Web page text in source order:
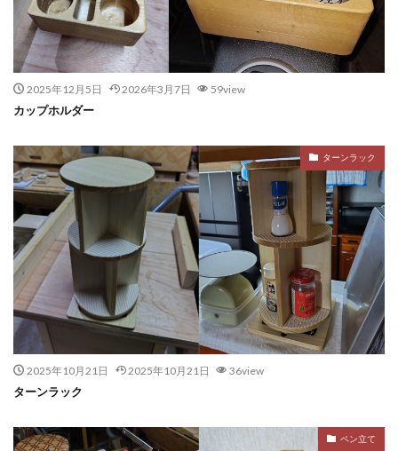
2025年12月5日 2026年3月7日 59view
カップホルダー
ターンラック
2025年10月21日 2025年10月21日 36view
ターンラック
ペン立て